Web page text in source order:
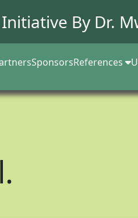
By Dr.
SponsorsReferences